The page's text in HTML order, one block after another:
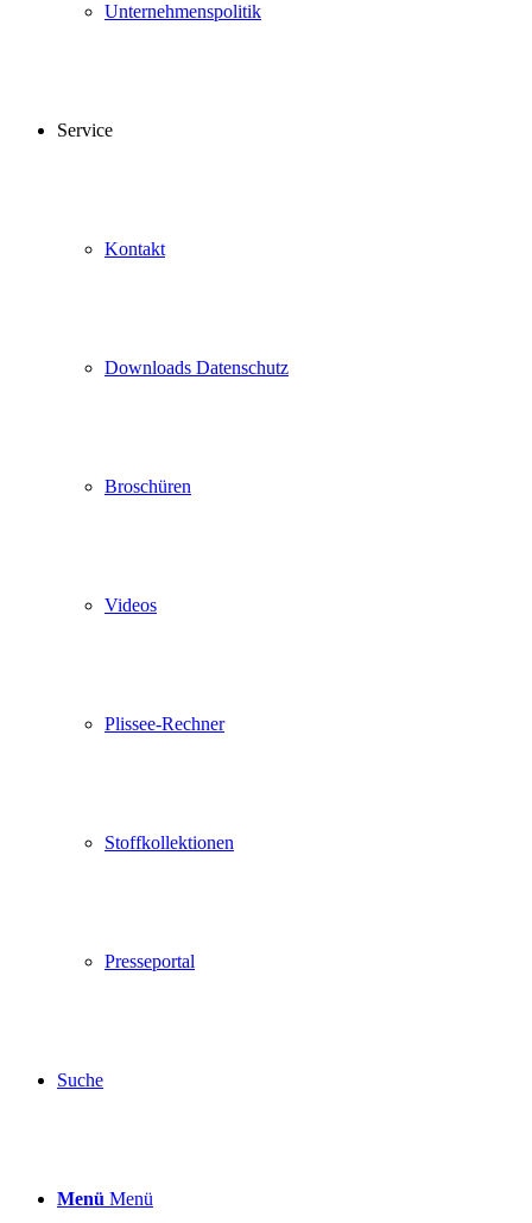
Unternehmenspolitik
Service
Kontakt
Downloads Datenschutz
Broschüren
Videos
Plissee-Rechner
Stoffkollektionen
Presseportal
Suche
Menü Menü